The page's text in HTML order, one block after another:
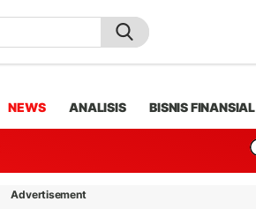
NEWS ANALISIS BISNIS FINANSIAL
Advertisement